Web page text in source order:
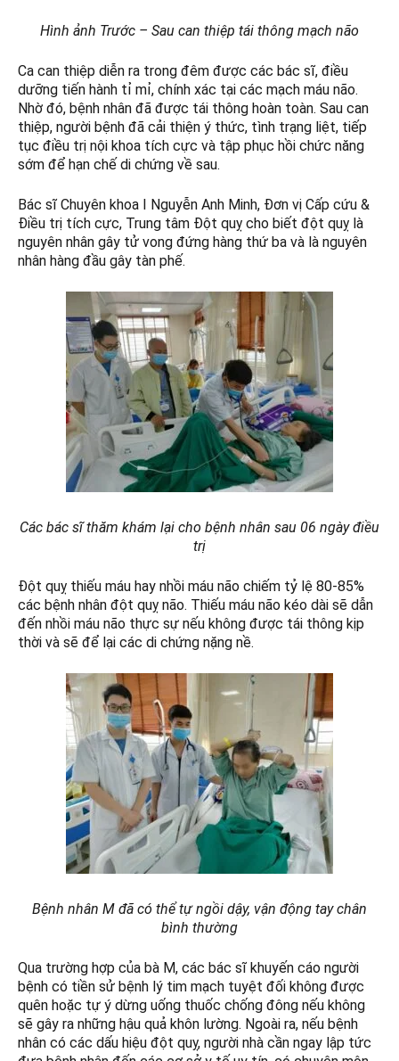
Hình ảnh Trước – Sau can thiệp tái thông mạch não
Ca can thiệp diễn ra trong đêm được các bác sĩ, điều
dưỡng tiến hành tỉ mỉ, chính xác tại các mạch máu não.
Nhờ đó, bệnh nhân đã được tái thông hoàn toàn. Sau can
thiệp, người bệnh đã cải thiện ý thức, tình trạng liệt, tiếp
tục điều trị nội khoa tích cực và tập phục hồi chức năng
sớm để hạn chế di chứng về sau.
Bác sĩ Chuyên khoa I Nguyễn Anh Minh, Đơn vị Cấp cứu &
Điều trị tích cực, Trung tâm Đột quỵ cho biết đột quỵ là
nguyên nhân gây tử vong đứng hàng thứ ba và là nguyên
nhân hàng đầu gây tàn phế.
Các bác sĩ thăm khám lại cho bệnh nhân sau 06 ngày điều
trị
Đột quỵ thiếu máu hay nhồi máu não chiếm tỷ lệ 80-85%
các bệnh nhân đột quỵ não. Thiếu máu não kéo dài sẽ dẫn
đến nhồi máu não thực sự nếu không được tái thông kịp
thời và sẽ để lại các di chứng nặng nề.
Bệnh nhân M đã có thể tự ngồi dậy, vận động tay chân
bình thường
Qua trường hợp của bà M, các bác sĩ khuyến cáo người
bệnh có tiền sử bệnh lý tim mạch tuyệt đối không được
quên hoặc tự ý dừng uống thuốc chống đông nếu không
sẽ gây ra những hậu quả khôn lường. Ngoài ra, nếu bệnh
nhân có các dấu hiệu đột quỵ, người nhà cần ngay lập tức